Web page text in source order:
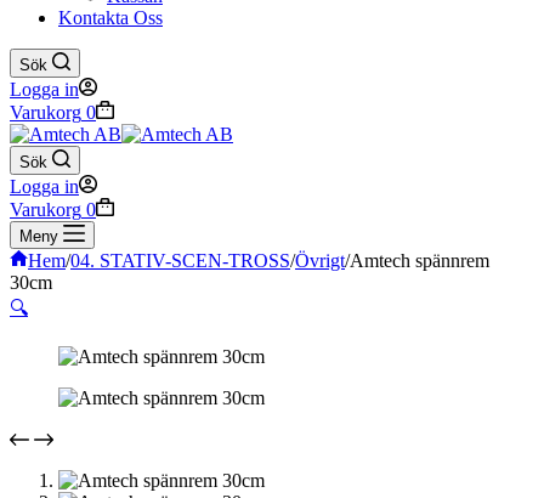
Kontakta Oss
Sök
Logga in
Varukorg 0
Sök
Logga in
Varukorg 0
Meny
Hem/04. STATIV-SCEN-TROSS/Övrigt/Amtech spännrem
30cm
🔍